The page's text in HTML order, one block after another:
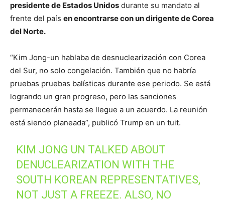
presidente de Estados Unidos durante su mandato al
frente del país en encontrarse con un dirigente de Corea
del Norte.
“Kim Jong-un hablaba de desnuclearización con Corea
del Sur, no solo congelación. También que no habría
pruebas pruebas balísticas durante ese periodo. Se está
logrando un gran progreso, pero las sanciones
permanecerán hasta se llegue a un acuerdo. La reunión
está siendo planeada”, publicó Trump en un tuit.
KIM JONG UN TALKED ABOUT
DENUCLEARIZATION WITH THE
SOUTH KOREAN REPRESENTATIVES,
NOT JUST A FREEZE. ALSO, NO